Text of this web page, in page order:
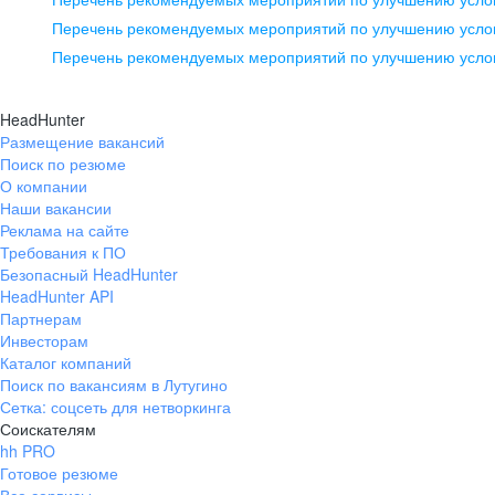
pr@ural.hh.ru
помещение 21
+7 383 207-94-64
pr@nsk.hh.ru
Перечень рекомендуемых мероприятий по улучшению
Перечень рекомендуемых мероприятий по улучшению
HeadHunter
Размещение вакансий
Поиск по резюме
О компании
Наши вакансии
Реклама на сайте
Требования к ПО
Безопасный HeadHunter
HeadHunter API
Партнерам
Инвесторам
Каталог компаний
Поиск по вакансиям в Лутугино
Сетка: соцсеть для нетворкинга
Соискателям
hh PRO
Готовое резюме